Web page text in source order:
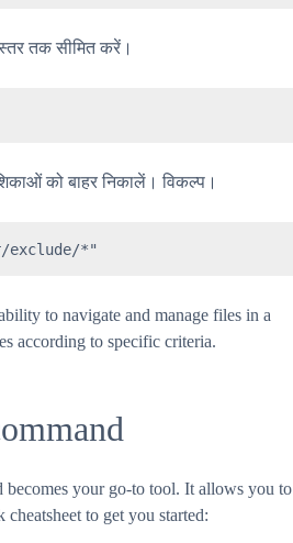
तक सीमित करें।
को बाहर निकालें। विकल्प।
exclude/*"
to navigate and manage files in a
according to specific criteria.
your go-to tool. It allows you to
to get you started: